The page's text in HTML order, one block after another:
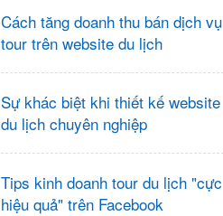
Cách tăng doanh thu bán dịch vụ
tour trên website du lịch
Sự khác biệt khi thiết kế website
du lịch chuyên nghiệp
Tips kinh doanh tour du lịch "cực
hiệu quả" trên Facebook